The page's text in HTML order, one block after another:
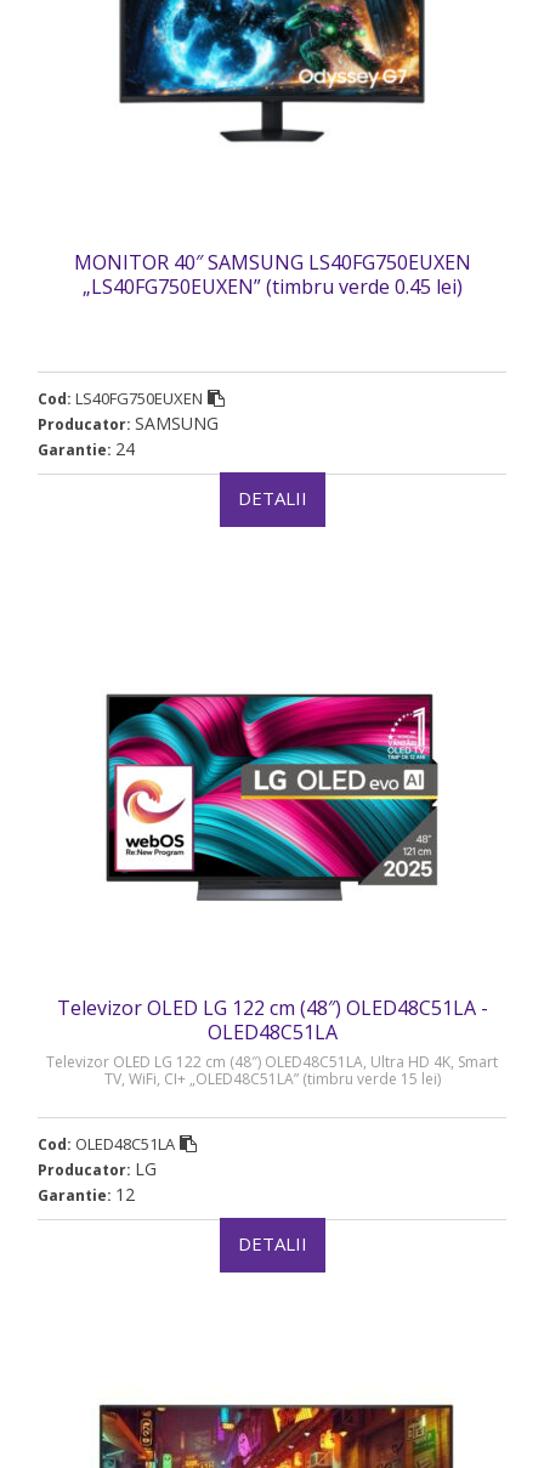
MONITOR 40″ SAMSUNG LS40FG750EUXEN
„LS40FG750EUXEN” (timbru verde 0.45 lei)
Cod: LS40FG750EUXEN
Producator: SAMSUNG
Garantie: 24
DETALII
Televizor OLED LG 122 cm (48″) OLED48C51LA -
OLED48C51LA
Televizor OLED LG 122 cm (48″) OLED48C51LA, Ultra HD 4K, Smart
TV, WiFi, CI+ „OLED48C51LA” (timbru verde 15 lei)
Cod: OLED48C51LA
Producator: LG
Garantie: 12
DETALII